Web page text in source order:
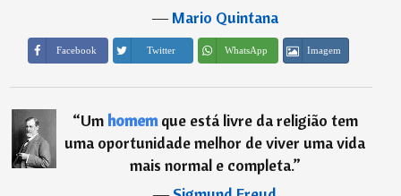
―Mario Quintana
Facebook Twitter WhatsApp Imagem
“Um homemque está livre da religião tem
uma oportunidade melhor de viver uma vida
mais normal e completa.”